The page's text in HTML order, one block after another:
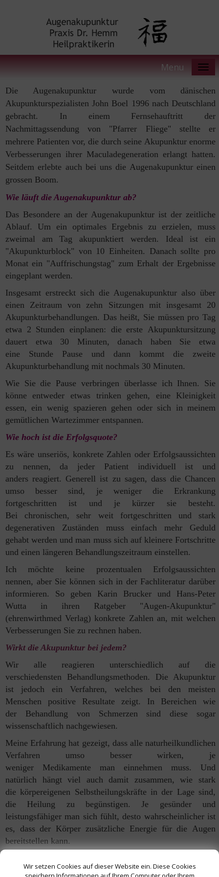
Menu
Die Augenakupunktur wurde vom dänischen
Akupunkturspezialisten John Boel 1996 nach Deutschland
gebracht. In einem Fernsehauftritt der
Nachmittagssendung von "Pfarrer Fliege" stellte er
mehrere Patienten vor, die durch seine Akupunktur enorme
Verbesserungen ihrer Maculadegeneration erlangt hatten.
Seitdem erlebte auch bei uns die Augenakupunktur einen
grossen Boom.
Wie läuft die Augenakupunktur ab?
Das Besondere an der Augenakupunktur ist der zeitliche
Ablauf. Um ein optimales Ergebnis zu erzielen, muss
zweimal am Tag akupunktiert werden. Ideal ist ein
"Akupunkturblock" von 10 Einheiten. Danach sollte pro
Monat ein "Auffrischungstag" zum Erhalt der Ergebnisse
eingeplant werden.
Insgesamt erstreckt sich die Augenakupunktur also über
einen Zeitraumvon zehn Sitzungen mit insgesamt 20
Akupunkturbehandlungen. Das heißt, Sie müssen pro Tag
etwa 2 Stunden einplanen: die erste Akupunktursitzung
dauert etwa 30 Minuten, danach haben Sie etwa
eine Stunde Pause und dann kommt die zweite
Akupunkturbehandlung mit nochmals 30 Minuten.
Wie Sie die Pause verbringen überlasse ich Ihnen. Sie
könne entweder etwas trinken gehen, eine Kleinigkeit
essen, ein wenig spazieren gehen oder sich in meinem
gemütlichen Wartezimmer entspannen.
Wie hoch ist die Erfolgsquote?
Es wäre unseriös, konkrete Zahlen oder Erfolgsaussichten
zu nennen, da jeder Patient individuell ist und
anders reagiert. Generell ist zu sagen, dass die Chancen
umso besser sind, je weniger die Erkrankung
fortgeschritten ist und je kürzer sie besteht.
Bei chronischen, sehr weit fortgeschritten und stark
degenerativen Zuständen muss einfach mehr Geduld
gehabt werden und man muss sich auf kleinere Fortschritte
und einen längeren Behandlungszeitraum einstellen.
Ich möchte keine prozentualen Erfolgsaussichten
nennen, aber Sie können sich in der Fachliteratur darüber
informieren. So geben Karin Brucker und Hans-Peter
Wutta in ihren Ratgeber "Augen-Akupunktur"
(ehrenwirthmed Verlag) konkrete Zahlen an, mit welchen
Verbesserungen Sie zu rechnen haben.
Wirkt die Akupunktur bei jedem?
Wir alle reagieren unterschiedlich auf die
verschiedensten Behandlungsmethoden. Die Akupunktur
ist jedoch ein Verfahren, welchesbei den meisten
Menschen positive Resultate zeigt. In Bereichen wie
der Behandlung von Schmerzen sind diese sogar
wissenschaftlich nachgewiesen.
Meine Erfahrung hat gezeigt, dass alle naturheilkundlichen
Verfahren umso besser wirken, je
weniger Medikamente man einnehmen muss. Und
natürlich hängt viel auch damit zusammen, wie stark
die körpereigenen Selbstheilungskräfte in der Lage sind,
die Heilung zu begünstigen. Je gesünder und
leistungsfähiger man sich fühlt, desto wahrscheinlicher ist
es, dass der Körper zusätzliche Energie für die Augen
bereitstellen kann.
Bisher habe ich in meiner Praxis noch keine
Wir setzen Cookies auf dieser Website ein. Diese Cookies